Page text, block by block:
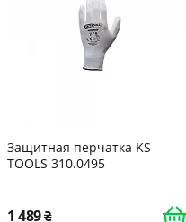
Защитная перчатка KS
TOOLS 310.0495
1 489